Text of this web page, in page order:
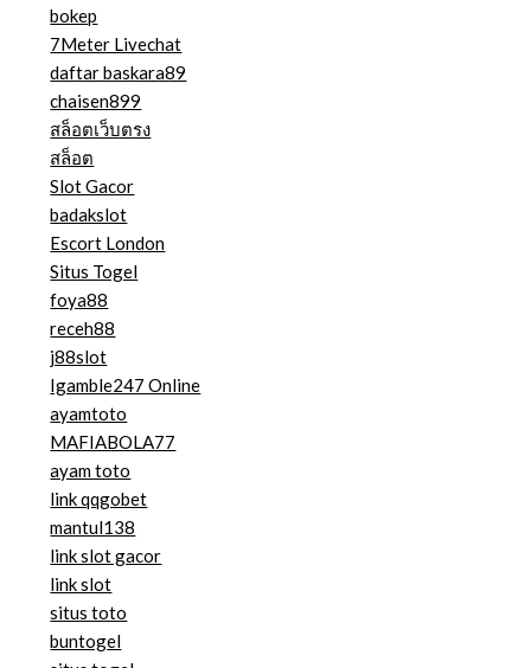
bokep
7Meter Livechat
daftar baskara89
chaisen899
สล็อตเว็บตรง
สล็อต
Slot Gacor
badakslot
Escort London
Situs Togel
foya88
receh88
j88slot
Igamble247 Online
ayamtoto
MAFIABOLA77
ayam toto
link qqgobet
mantul138
link slot gacor
link slot
situs toto
buntogel